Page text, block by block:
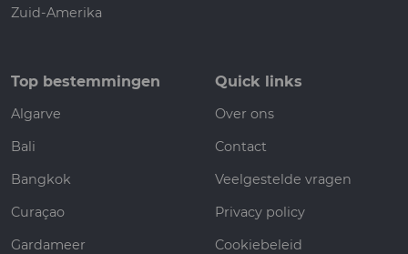
Zuid-Amerika
Top bestemmingen
Algarve
Bali
Bangkok
Curaçao
Gardameer
Quick links
Over ons
Contact
Veelgestelde vragen
Privacy policy
Cookiebeleid